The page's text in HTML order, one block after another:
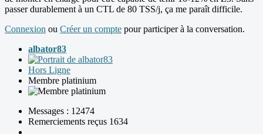
passer durablement à un CTL de 80 TSS/j, ça me paraît difficile.
Connexion ou Créer un compte pour participer à la conversation.
albator83
Hors Ligne
Membre platinium
Messages : 12474
Remerciements reçus 1634